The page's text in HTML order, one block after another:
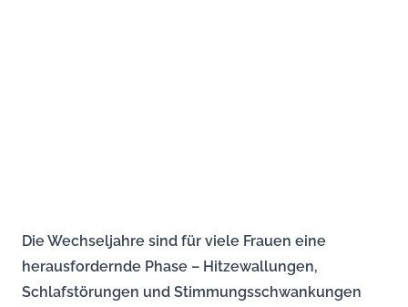
Die Wechseljahre sind für viele Frauen eine
herausfordernde Phase – Hitzewallungen,
Schlafstörungen und Stimmungsschwankungen